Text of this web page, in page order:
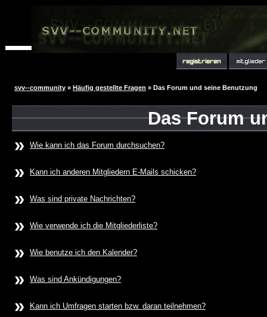
svv--community » Häufig gestellte Fragen » Das Forum und seine Benutzung
Das Forum
»
Wie kann ich das Forum durchsuchen?
» Kann ich anderen Mitgliedern E-Mails schicken?
» Was sind private Nachrichten?
» Wie verwende ich die Mitgliederliste?
» Wie benutze ich den Kalender?
» Was sind Ankündigungen?
» Kann ich Umfragen starten bzw. daran teilnehmen?